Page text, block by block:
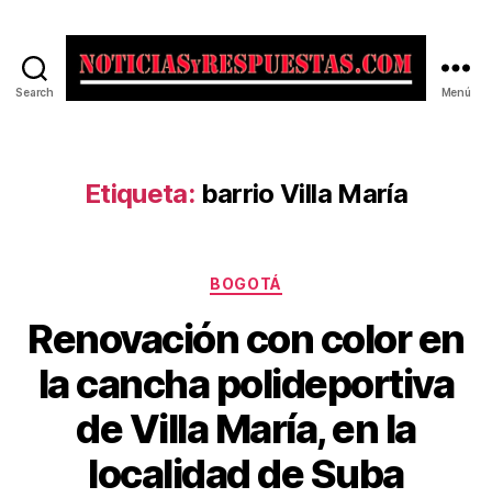
Search Menú
Etiqueta: barrio Villa María
Categorías
BOGOTÁ
Renovación con color en
la cancha polideportiva
de Villa María, en la
localidad de Suba